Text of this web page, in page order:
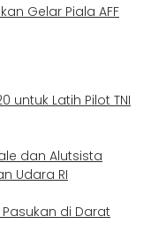
Gelar Piala AFF
untuk Latih Pilot TNI
dan Alutsista
Udara RI
Pasukan di Darat